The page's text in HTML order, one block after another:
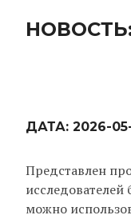
ДАТА: 2026-
Представлен
можно